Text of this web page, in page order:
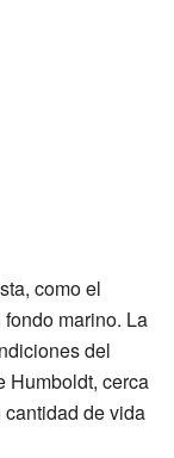
como el
marino. La
del
Humboldt, cerca
de vida